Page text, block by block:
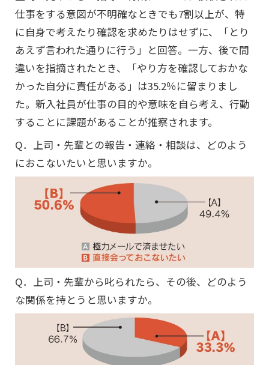
仕事をする意図が不明確なときでも7割以上が、特
に自身で考えたり確認を求めたりはせずに、「とり
あえず言われた通りに行う」と回答。一方、後で間
違いを指摘されたとき、「やり方を確認しておかな
かった自分に責任がある」は35.2％に留まりまし
た。新入社員が仕事の目的や意味を自ら考え、行動
することに課題があることが推察されます。
Q．上司・先輩との報告・連絡・相談は、どのよう
におこないたいと思いますか。
Q．上司・先輩から叱られたら、その後、どのよう
な関係を持とうと思いますか。